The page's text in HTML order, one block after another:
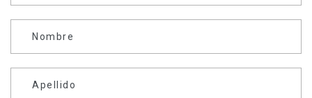
Nombre
Apellido